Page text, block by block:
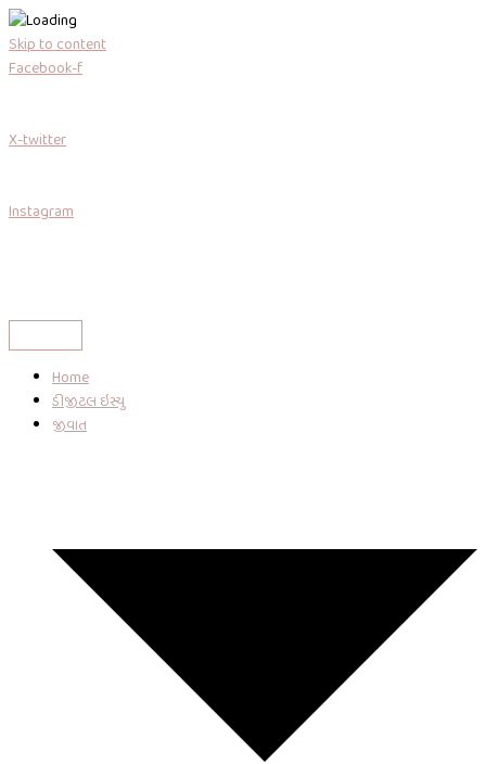
Skip to content
Facebook-f
X-twitter
Instagram
Home
ડીજીટલ ઇસ્યુ
જીવાત